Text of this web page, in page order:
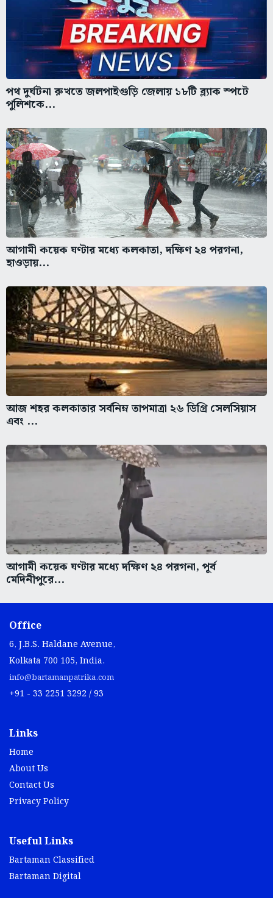
পথ দুর্ঘটনা রুখতে জলপাইগুড়ি জেলায় ১৮টি ব্ল্যাক স্পটে
পুলিশকে...
আগামী কয়েক ঘণ্টার মধ্যে কলকাতা, দক্ষিণ ২৪ পরগনা,
হাওড়ায়...
আজ শহর কলকাতার সর্বনিম্ন তাপমাত্রা ২৬ ডিগ্রি সেলসিয়াস
এবং ...
আগামী কয়েক ঘণ্টার মধ্যে দক্ষিণ ২৪ পরগনা, পূর্ব
মেদিনীপুরে...
Office
6, J.B.S. Haldane Avenue,
Kolkata 700 105, India.
info@bartamanpatrika.com
+91 - 33 2251 3292 / 93
Links
Home
About Us
Contact Us
Privacy Policy
Useful Links
Bartaman Classified
Bartaman Digital